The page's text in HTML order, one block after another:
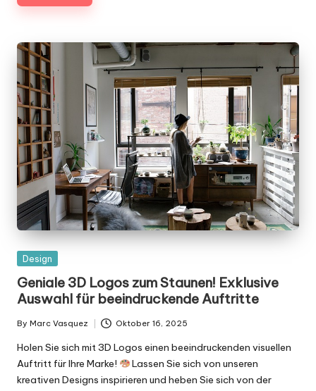
Posted
Design
Geniale 3D Logos zum Staunen! Exklusive
Auswahl für beeindruckende Auftritte
Posted
by
By Marc Vasquez Oktober 16, 2025
Holen Sie sich mit 3D Logos einen beeindruckenden visuellen
Auftritt für Ihre Marke!
Lassen Sie sich von unseren
kreativen Designs inspirieren und heben Sie sich von der